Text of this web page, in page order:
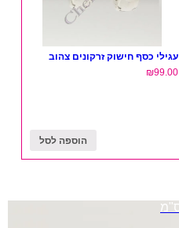
עגילי כסף חישוק זרקונים צהוב
₪99.00
הוספה לסל